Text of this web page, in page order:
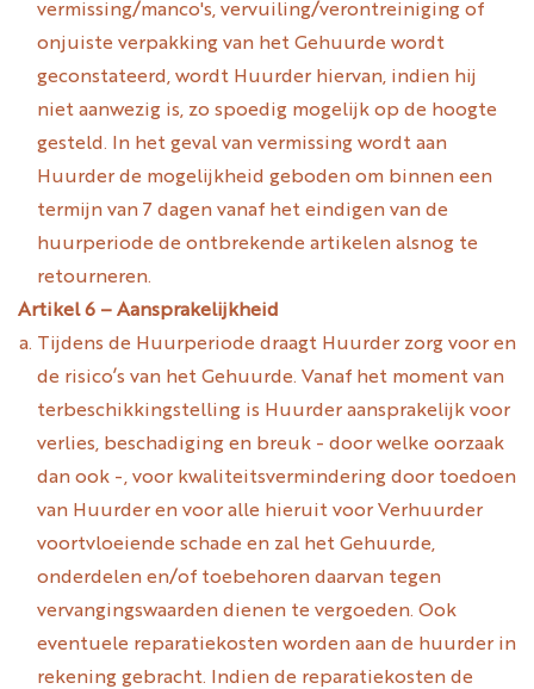
vermissing/manco's, vervuiling/verontreiniging of
onjuiste verpakking van het Gehuurde wordt
geconstateerd, wordt Huurder hiervan, indien hij
niet aanwezig is, zo spoedig mogelijk op de hoogte
gesteld. In het geval van vermissing wordt aan
Huurder de mogelijkheid geboden om binnen een
termijn van 7 dagen vanaf het eindigen van de
huurperiode de ontbrekende artikelen alsnog te
retourneren.
Artikel 6 – Aansprakelijkheid
Tijdens de Huurperiode draagt Huurder zorg voor en
de risico’s van het Gehuurde. Vanaf het moment van
terbeschikkingstelling is Huurder aansprakelijk voor
verlies, beschadiging en breuk - door welke oorzaak
dan ook -, voor kwaliteitsvermindering door toedoen
van Huurder en voor alle hieruit voor Verhuurder
voortvloeiende schade en zal het Gehuurde,
onderdelen en/of toebehoren daarvan tegen
vervangingswaarden dienen te vergoeden. Ook
eventuele reparatiekosten worden aan de huurder in
rekening gebracht. Indien de reparatiekosten de